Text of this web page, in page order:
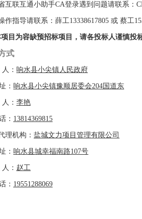
互联互通小助手CA登录遇到问题请联系：
作指导请联系：薛工13338617805 或 蔡工
目为容缺预招标项目，请各投标人谨慎投
式
人： 响水县小尖镇人民政府
： 响水县小尖镇豫顺居委会204 国道东
人： 李艳
： 13814369815
理机构： 盐城文力项目管理有限公司
： 响水县城幸福南路107号
人： 赵工
： 19551288069